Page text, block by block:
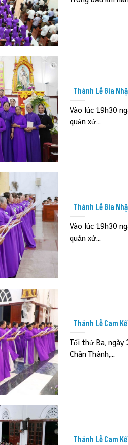
Thánh Lễ Gia
Vào lúc 19h30
quản xứ...
Thánh Lễ Gia
Vào lúc 19h30
quản xứ...
Thánh Lễ Cam
Tối thứ Ba, ngày
Chân Thành,...
Thánh Lễ Cam